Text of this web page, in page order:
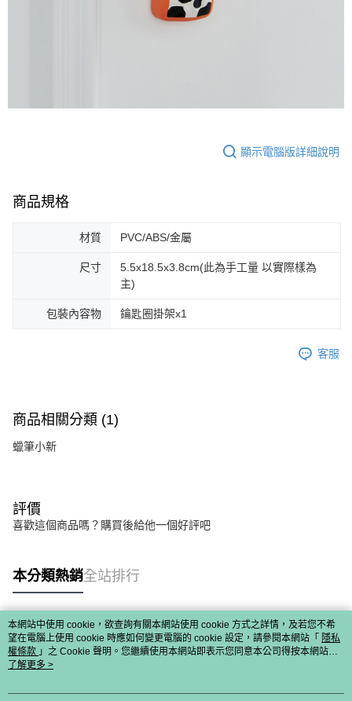
顯示電腦版詳細說明
商品規格
材質 PVC/ABS/金屬
尺寸
5.5x18.5x3.8cm(此為手工量 以實際樣為
主)
包裝內容物 鑰匙圈掛架x1
客服
商品相關分類 (1)
蠟筆小新
評價
喜歡這個商品嗎？購買後給他一個好評吧
本分類熱銷全站排行
熱門標籤
本網站中使用 cookie，欲查詢有關本網站使用 cookie 方式之詳情，及若您不希
望在電腦上使用 cookie 時應如何變更電腦的 cookie 設定，請參閱本網站「 隱私
權條款 」之 Cookie 聲明。您繼續使用本網站即表示您同意本公司得按本網站使
用條款之 Cookie 聲明使用 cookie。
了解更多 >